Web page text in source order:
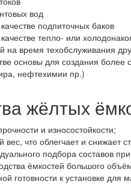
вод
подпиточных баков
тепло- или
на время техобслуживания
основы для создания более
нефтехимии пр.)
жёлтых
и износостойкости;
что облегчает и снижает
подбора составов
ёмкостей большого
готовности к установке для